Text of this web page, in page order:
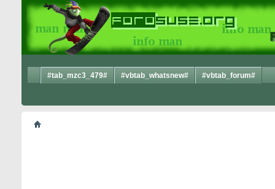
#tab_mzc3_479# #vbtab_whatsnew# #vbtab_forum#